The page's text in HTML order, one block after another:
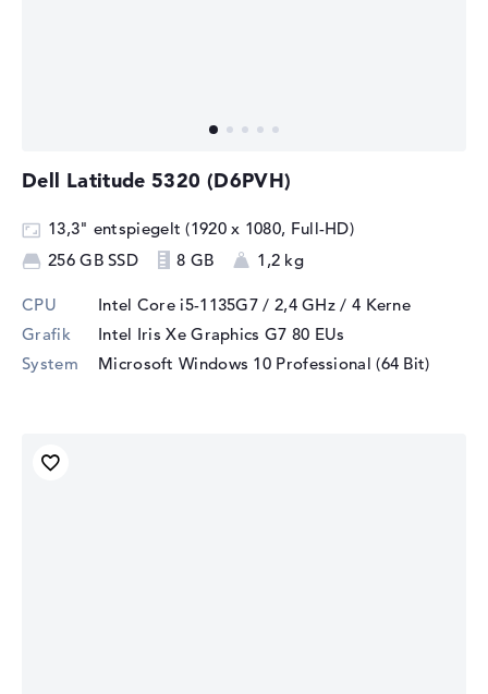
Dell Latitude 5320 (D6PVH)
13,3" entspiegelt (1920 x 1080, Full-HD)
256 GB SSD
8 GB 1,2 kg
CPU Intel Core i5-1135G7 / 2,4 GHz / 4 Kerne
Grafik
Intel Iris Xe Graphics G7 80 EUs
System
Microsoft Windows 10 Professional (64 Bit)